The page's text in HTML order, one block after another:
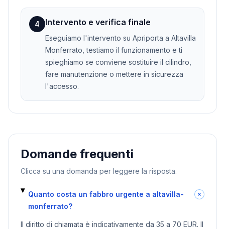
4 Intervento e verifica finale
Eseguiamo l'intervento su Apriporta a Altavilla
Monferrato, testiamo il funzionamento e ti
spieghiamo se conviene sostituire il cilindro,
fare manutenzione o mettere in sicurezza
l'accesso.
Domande frequenti
Clicca su una domanda per leggere la risposta.
Quanto costa un fabbro urgente a altavilla-
monferrato?
Il diritto di chiamata è indicativamente da 35 a 70 EUR. Il